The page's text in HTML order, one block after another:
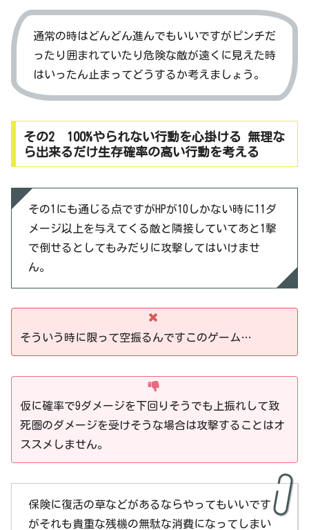
通常の時はどんどん進んでもいいですがピンチだ
ったり囲まれていたり危険な敵が遠くに見えた時
はいったん止まってどうするか考えましょう。
その2 100%やられない行動を心掛ける 無理な
ら出来るだけ生存確率の高い行動を考える
その1にも通じる点ですがHPが10しかない時に11ダ
メージ以上を与えてくる敵と隣接していてあと1撃
で倒せるとしてもみだりに攻撃してはいけませ
ん。
そういう時に限って空振るんですこのゲーム…
仮に確率で9ダメージを下回りそうでも上振れして致
死圏のダメージを受けそうな場合は攻撃することはオ
ススメしません。
保険に復活の草などがあるならやってもいいです
がそれも貴重な残機の無駄な消費になってしまい